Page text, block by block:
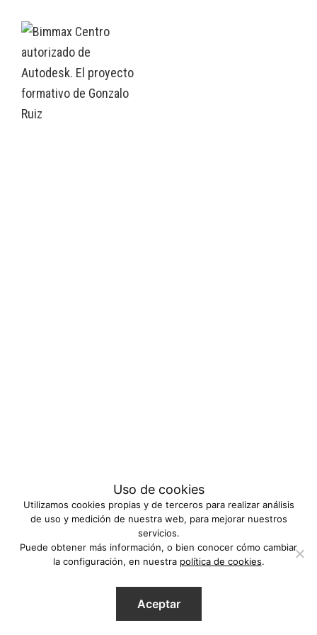
Uso de cookies
Utilizamos cookies propias y de terceros para realizar análisis
de uso y medición de nuestra web, para mejorar nuestros
servicios.
Puede obtener más información, o bien conocer cómo cambiar
la configuración, en nuestra política de cookies.
Aceptar